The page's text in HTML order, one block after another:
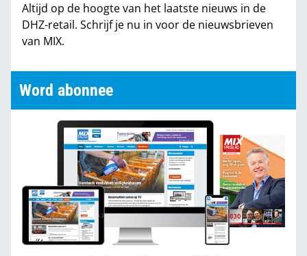
Partners
Altijd op de hoogte van het laatste nieuws in de
DHZ-retail. Schrijf je nu in voor de nieuwsbrieven
van MIX.
Word abonnee